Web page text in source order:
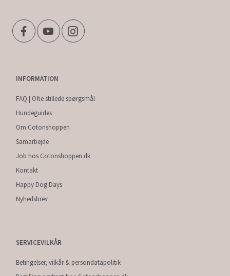
INFORMATION
FAQ | Ofte stillede spørgsmål
Hundeguides
Om Cotonshoppen
Samarbejde
Job hos Cotonshoppen.dk
Kontakt
Happy Dog Days
Nyhedsbrev
SERVICEVILKÅR
Betingelser, vilkår & persondatapolitik